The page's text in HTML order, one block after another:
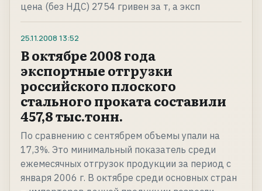
цена (без НДС) 2754 гривен за т, а эксп
25.11.2008 13:52
В октябре 2008 года
экспортные отгрузки
российского плоского
стального проката составили
457,8 тыс.тонн.
По сравнению с сентябрем объемы упали на
17,3%. Это минимальный показатель среди
ежемесячных отгрузок продукции за период с
января 2006 г. В октябре среди основных стран